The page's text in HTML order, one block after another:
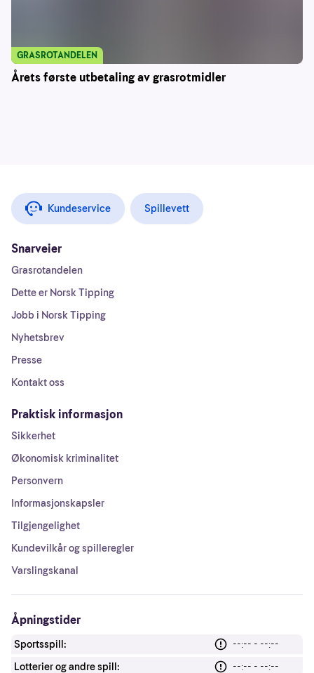
Årets første utbetaling av grasrotmidler
GRASROTANDELEN
Kundeservice Spillevett
Snarveier
Grasrotandelen
Dette er Norsk Tipping
Jobb i Norsk Tipping
Nyhetsbrev
Presse
Kontakt oss
Praktisk informasjon
Sikkerhet
Økonomisk kriminalitet
Personvern
Informasjonskapsler
Tilgjengelighet
Kundevilkår og spilleregler
Varslingskanal
Åpningstider
Sportsspill:
--:-- - --:--
Lotterier og andre spill:
--:-- - --:--